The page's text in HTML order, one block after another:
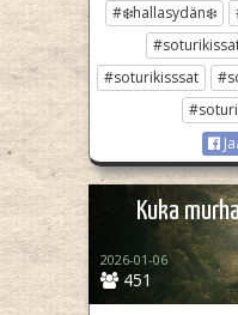
#❄️hallasydän❄️
#soturikisssat
Kuka
451
2026-01-06